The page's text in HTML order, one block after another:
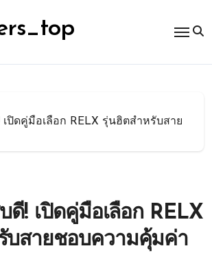
เปิดคู่มือเลือก RELX รุ่นฮิตสำหรับสาย
ดี! เปิดคู่มือเลือก RELX
บสายชอบความคุ้มค่า